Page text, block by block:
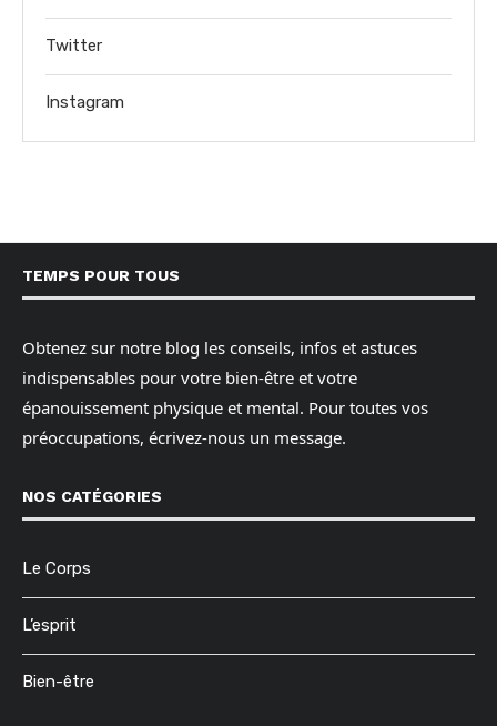
Twitter
Instagram
TEMPS POUR TOUS
Obtenez sur notre blog les conseils, infos et astuces
indispensables pour votre bien-être et votre
épanouissement physique et mental. Pour toutes vos
préoccupations, écrivez-nous un message.
NOS CATÉGORIES
Le Corps
L’esprit
Bien-être